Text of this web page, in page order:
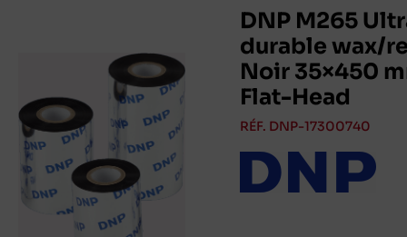
DNP M265
durable wax/
Noir 35×450
Flat-Head
RÉF. DNP-17300740